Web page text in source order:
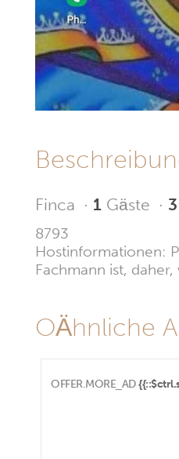
Finca · 1 Gäste · 3
8793
Hostinformationen:
Fachmann ist,
OÄhnliche
OFFER.MORE_AD